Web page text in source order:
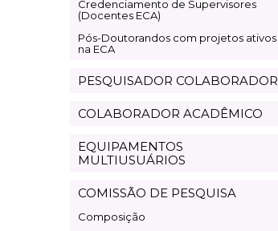
Credenciamento de Supervisores
(Docentes ECA)
Pós-Doutorandos com projetos ativos
na ECA
PESQUISADOR COLABORADOR
COLABORADOR ACADÊMICO
EQUIPAMENTOS
MULTIUSUÁRIOS
COMISSÃO DE PESQUISA
Composição